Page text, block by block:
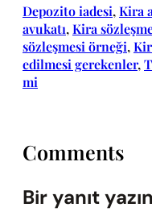
Depozito iadesi, Kira
avukatı, Kira
sözleşmesi örneği,
edilmesi gerekenler,
mi
Comments
Bir yanıt yazın